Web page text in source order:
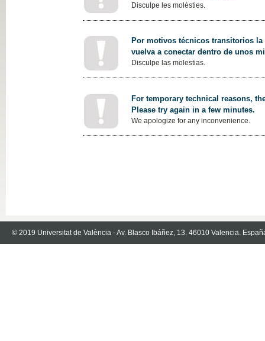
Disculpe les molèsties.
Por motivos técnicos transitorios
vuelva a conectar dentro de unos
Disculpe las molestias.
For temporary technical reasons,
Please try again in a few minutes.
We apologize for any inconvenience.
© 2019 Universitat de València - Av. Blasco Ibáñez, 13. 46010 Valencia.